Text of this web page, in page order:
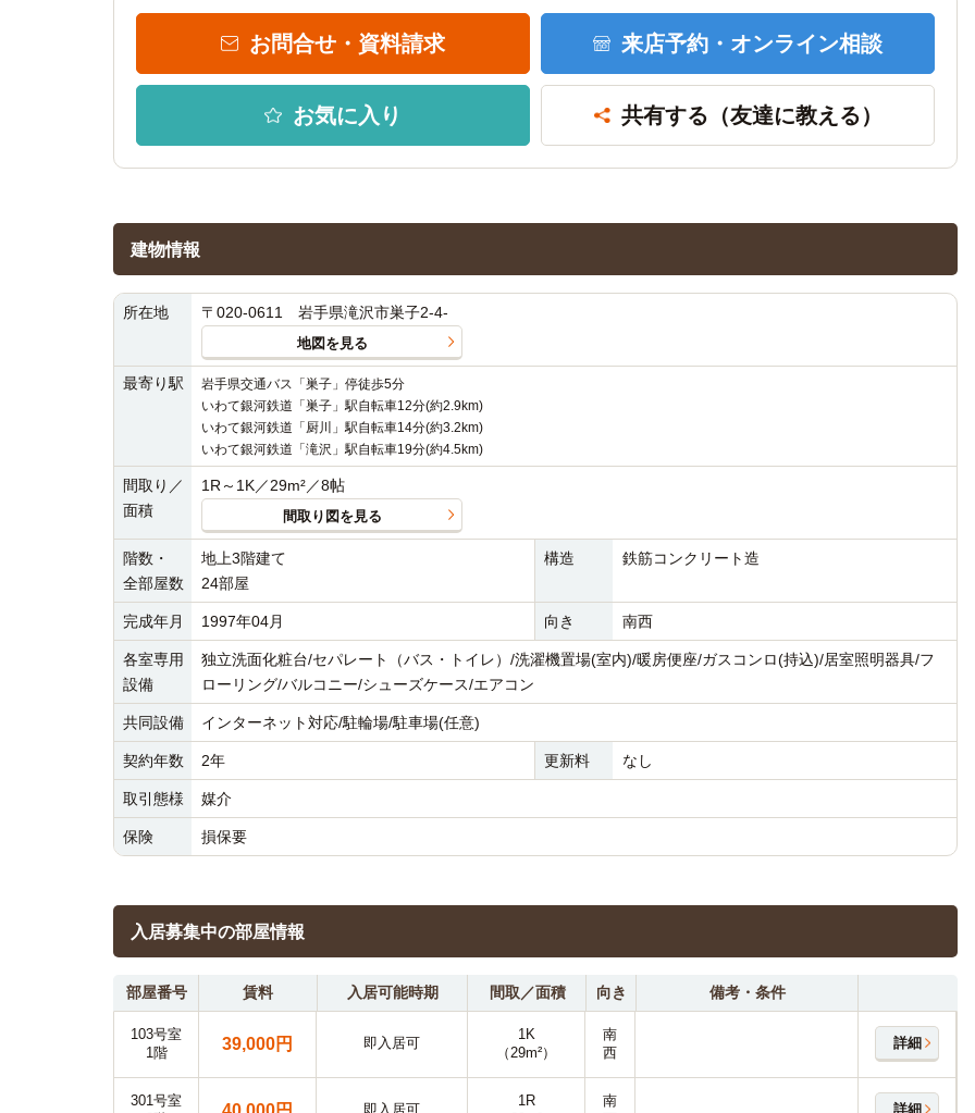
お問合せ・資料請求 来店予約・ オンライン相談
お気に入り 共有する （友達に教える）
建物情報
所在地 〒020-0611 岩手県滝沢市巣子2-4-
地図を見る
最寄り駅
岩手県交通バス「巣子」停徒歩5分
いわて銀河鉄道「巣子」駅自転車12分(約2.9km)
いわて銀河鉄道「厨川」駅自転車14分(約3.2km)
いわて銀河鉄道「滝沢」駅自転車19分(約4.5km)
間取り／
面積
1R～1K／29m²／8帖
間取り図を見る
階数・
全部屋数
地上3階建て
24部屋
構造 鉄筋コンクリート造
完成年月 1997年04月 向き 南西
各室専用
設備
独立洗面化粧台/セパレート（バス・トイレ）/洗濯機置場(室内)/暖房便座/ガスコンロ(持込)/居室照明器具/フ
ローリング/バルコニー/シューズケース/エアコン
共同設備 インターネット対応/駐輪場/駐車場(任意)
契約年数 2年 更新料 なし
取引態様 媒介
保険 損保要
入居募集中の部屋情報
部屋番号 賃料 入居可能時期 間取／面積 向き 備考・条件
103号室
1階
39,000円 即入居可
1K
（29m²）
南
西
詳細
301号室
即入居可
1R
南
詳細